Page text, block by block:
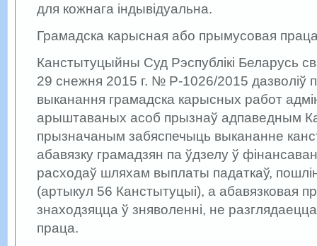
для кожнага індывідуальна.
Грамадска карысная або прымусовая
Канстытуцыйны Суд Рэспублікі Беларусь
29 снежня 2015 г. № Р-1026/2015 дазволіў
выканання грамадска карысных работ
арыштаваных асоб прызнаў адпаведным
прызначаным забяспечыць выкананне
абавязку грамадзян па ўдзелу ў
расходаў шляхам выплаты падаткаў,
(артыкул 56 Канстытуцыі), а абавязковая
знаходзяцца ў зняволенні, не
праца.